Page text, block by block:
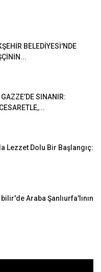
BELEDİYESİ'NDE
SINANIR:
Lezzet Dolu Bir Başlangıç:
Araba Şanlıurfa'lının